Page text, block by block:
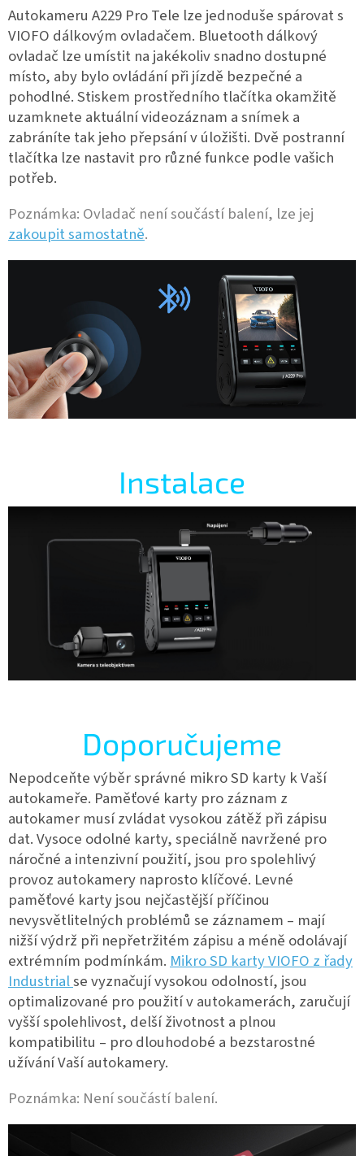
Autokameru A229 Pro Tele lze jednoduše spárovat s
VIOFO dálkovým ovladačem. Bluetooth dálkový
ovladač lze umístit na jakékoliv snadno dostupné
místo, aby bylo ovládání při jízdě bezpečné a
pohodlné. Stiskem prostředního tlačítka okamžitě
uzamknete aktuální videozáznam a snímek a
zabráníte tak jeho přepsání v úložišti. Dvě postranní
tlačítka lze nastavit pro různé funkce podle vašich
potřeb.
Poznámka: Ovladač není součástí balení, lze jej
zakoupit samostatně.
Instalace
Doporučujeme
Nepodceňte výběr správné mikro SD karty k Vaší
autokameře. Paměťové karty pro záznam z
autokamer musí zvládat vysokou zátěž při zápisu
dat.Vysoce odolné karty, speciálně navržené pro
náročné a intenzivní použití, jsou pro spolehlivý
provoz autokamery naprosto klíčové. Levné
paměťové karty jsou nejčastější příčinou
nevysvětlitelných problémů se záznamem – mají
nižší výdrž při nepřetržitém zápisu a méně odolávají
extrémním podmínkám. Mikro SD karty VIOFO z řady
Industrialse vyznačují vysokou odolností, jsou
optimalizované pro použití v autokamerách, zaručují
vyšší spolehlivost, delší životnost a plnou
kompatibilitu – pro dlouhodobé a bezstarostné
užívání Vaší autokamery.
Poznámka: Není součástí balení.